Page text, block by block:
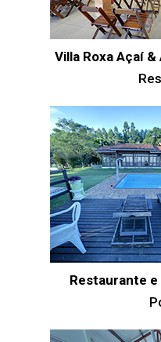
Villa Roxa Açaí
Restaurante e